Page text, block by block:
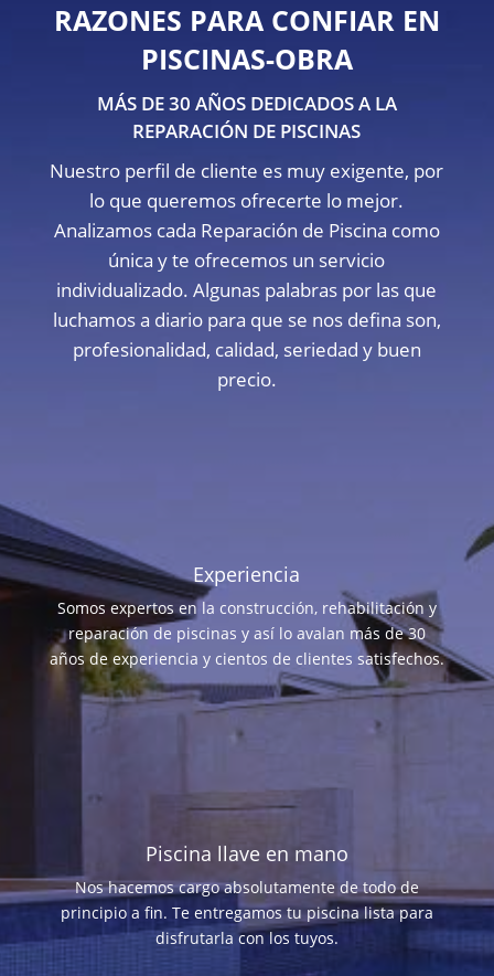
RAZONES PARA CONFIAR EN
PISCINAS-OBRA
MÁS DE 30 AÑOS DEDICADOS A LA
REPARACIÓN DE PISCINAS
Nuestro perfil de cliente es muy exigente, por
lo que queremos ofrecerte lo mejor.
Analizamos cada Reparación de Piscina como
única y te ofrecemos un servicio
individualizado. Algunas palabras por las que
luchamos a diario para que se nos defina son,
profesionalidad, calidad, seriedad y buen
precio.
Experiencia
Somos expertos en la construcción, rehabilitación y
reparación de piscinas y así lo avalan más de 30
años de experiencia y cientos de clientes satisfechos.
Piscina llave en mano
Nos hacemos cargo absolutamente de todo de
principio a fin. Te entregamos tu piscina lista para
disfrutarla con los tuyos.